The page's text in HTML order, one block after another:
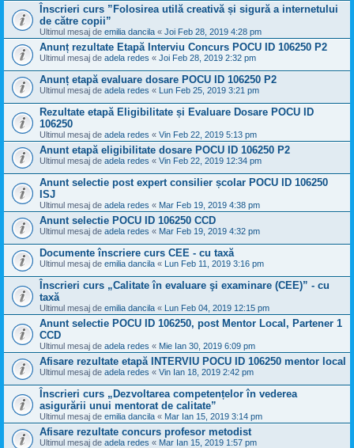
Înscrieri curs ”Folosirea utilă creativă și sigură a internetului
de către copii”
Ultimul mesaj de emilia dancila « Joi Feb 28, 2019 4:28 pm
Anunț rezultate Etapă Interviu Concurs POCU ID 106250 P2
Ultimul mesaj de adela redes « Joi Feb 28, 2019 2:32 pm
Anunț etapă evaluare dosare POCU ID 106250 P2
Ultimul mesaj de adela redes « Lun Feb 25, 2019 3:21 pm
Rezultate etapă Eligibilitate și Evaluare Dosare POCU ID
106250
Ultimul mesaj de adela redes « Vin Feb 22, 2019 5:13 pm
Anunt etapă eligibilitate dosare POCU ID 106250 P2
Ultimul mesaj de adela redes « Vin Feb 22, 2019 12:34 pm
Anunt selectie post expert consilier școlar POCU ID 106250
ISJ
Ultimul mesaj de adela redes « Mar Feb 19, 2019 4:38 pm
Anunt selectie POCU ID 106250 CCD
Ultimul mesaj de adela redes « Mar Feb 19, 2019 4:32 pm
Documente înscriere curs CEE - cu taxă
Ultimul mesaj de emilia dancila « Lun Feb 11, 2019 3:16 pm
Înscrieri curs „Calitate în evaluare şi examinare (CEE)” - cu
taxă
Ultimul mesaj de emilia dancila « Lun Feb 04, 2019 12:15 pm
Anunt selectie POCU ID 106250, post Mentor Local, Partener 1
CCD
Ultimul mesaj de adela redes « Mie Ian 30, 2019 6:09 pm
Afisare rezultate etapă INTERVIU POCU ID 106250 mentor local
Ultimul mesaj de adela redes « Vin Ian 18, 2019 2:42 pm
Înscrieri curs „Dezvoltarea competențelor în vederea
asigurării unui mentorat de calitate”
Ultimul mesaj de emilia dancila « Mar Ian 15, 2019 3:14 pm
Afisare rezultate concurs profesor metodist
Ultimul mesaj de adela redes « Mar Ian 15, 2019 1:57 pm